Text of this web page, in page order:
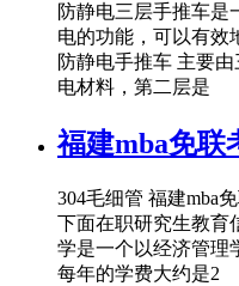
防静电三层手推车是
电的功能，可以有效
防静电手推车 主要
电材料，第二层是
福建mba免联
304毛细管 福建mba
下面在职研究生教育
学是一个以经济管理
每年的学费大约是2